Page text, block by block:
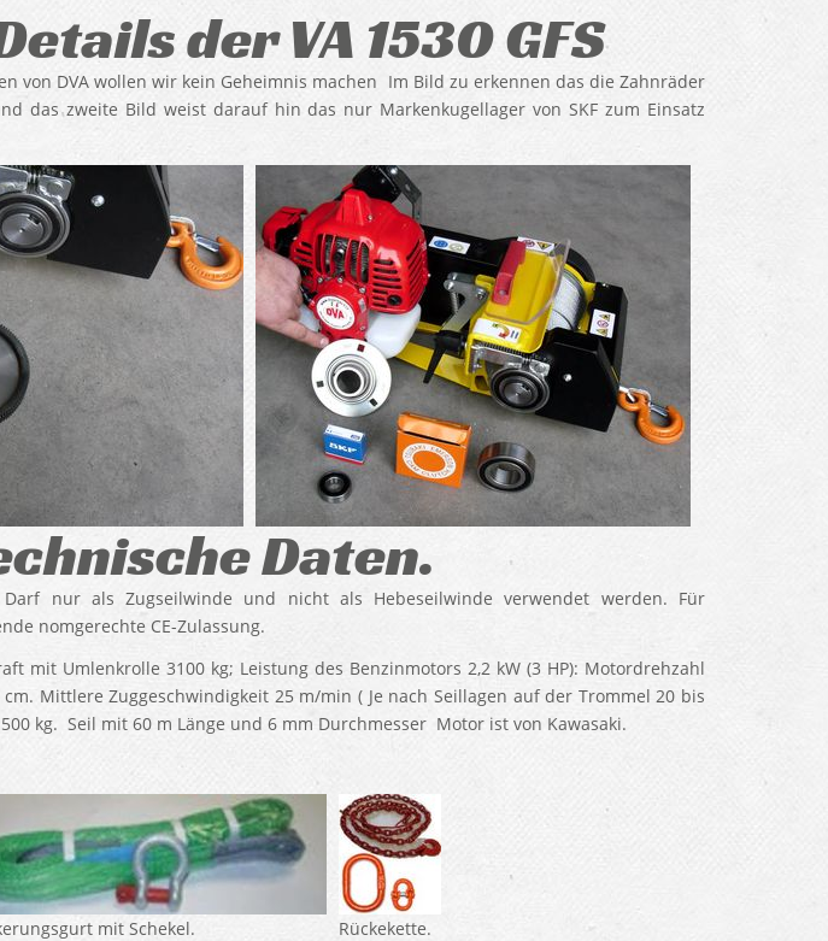
der VA 1530 GFS
von DVA wollen wir kein Geheimnis machen Im Bild zu erkennen das die Zahnräder
das zweite Bild weist darauf hin das nur Markenkugellager von SKF zum Einsatz
Daten.
Darf nur als Zugseilwinde und nicht als Hebeseilwinde verwendet werden. Für
nomgerechte CE-Zulassung.
mit Umlenkrolle 3100 kg; Leistung des Benzinmotors 2,2 kW (3 HP): Motordrehzahl
Mittlere Zuggeschwindigkeit 25 m/min ( Je nach Seillagen auf der Trommel 20 bis
kg. Seil mit 60 m Länge und 6 mm Durchmesser Motor ist von Kawasaki.
mit Schekel. Rückekette.